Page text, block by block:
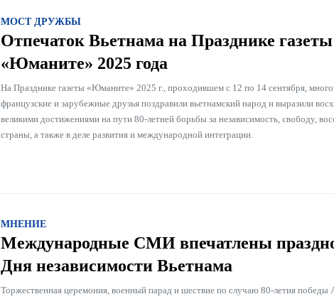
МОСТ ДРУЖБЫ
Отпечаток Вьетнама на Празднике газеты
«Юманите» 2025 года
На Празднике газеты «Юманите» 2025 г., проходившем с 12 по 14 сентября,
французские и зарубежные друзья поздравили вьетнамский народ и выразили
великими достижениями на пути 80-летней борьбы за независимость, свободу,
страны, а также в деле развития и международной интеграции.
МНЕНИЕ
Международные СМИ впечатлены
Дня независимости Вьетнама
Торжественная церемония, военный парад и шествие по случаю 80-летия победы